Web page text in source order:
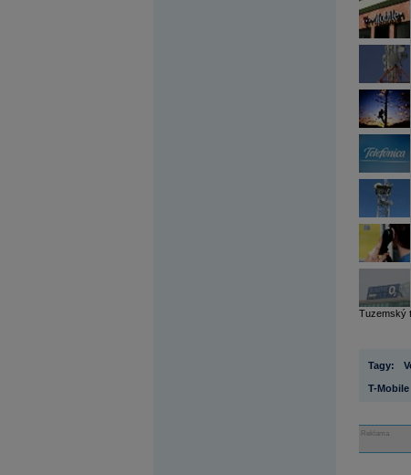
Tuzemský
Tagy:
T-Mobile
Reklama